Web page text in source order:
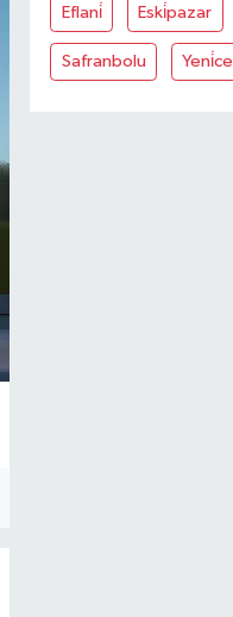
Eflani̇ Eski̇pazar
Safranbolu Yeni̇ce